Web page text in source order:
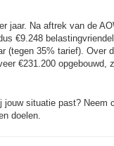
jaar. Na aftrek van de
€9.248
(tegen 35% tarief). Over
€231.200 opgebouwd,
situatie past? Neem
doelen.